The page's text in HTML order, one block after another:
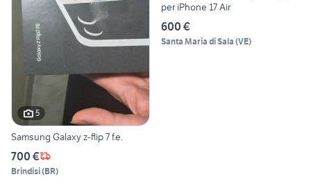
5
Samsung Galaxy z-flip 7 f.e.
700 €
Brindisi(BR)
per iPhone 17 Air
600 €
Santa Maria di Sala (VE)